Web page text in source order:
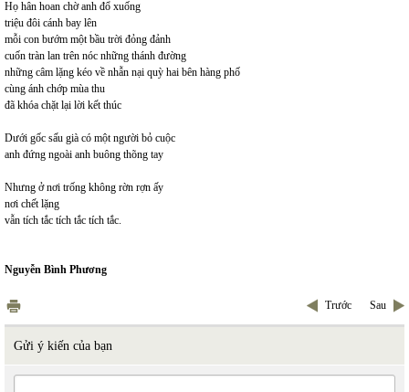
Họ hân hoan chờ anh đổ xuống
triệu đôi cánh bay lên
mỗi con bướm một bầu trời đỏng đảnh
cuốn tràn lan trên nóc những thánh đường
những câm lặng kéo về nhẫn nại quỳ hai bên hàng phố
cùng ánh chớp mùa thu
đã khóa chặt lại lời kết thúc
Dưới gốc sấu già có một người bỏ cuộc
anh đứng ngoài anh buông thõng tay
Nhưng ở nơi trống không rờn rợn ấy
nơi chết lặng
vẫn tích tắc tích tắc tích tắc.
Nguyễn Bình Phương
Trước Sau
Gửi ý kiến của bạn